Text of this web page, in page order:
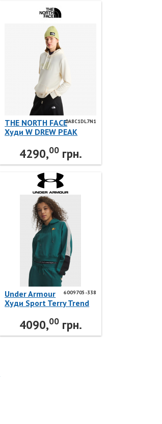
0A8C1DL7N1
THE NORTH FACE
Худи W DREW PEAK
0A8C1DL7N1 THE
NORTH FACE
4290,00грн.
6009705-338
Under Armour
Худи Sport Terry Trend
Under Armour
4090,00грн.